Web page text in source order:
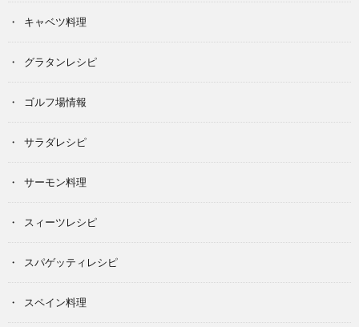
キャベツ料理
グラタンレシピ
ゴルフ場情報
サラダレシピ
サーモン料理
スィーツレシピ
スパゲッティレシピ
スペイン料理